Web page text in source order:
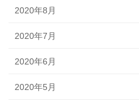
2020年8月
2020年7月
2020年6月
2020年5月